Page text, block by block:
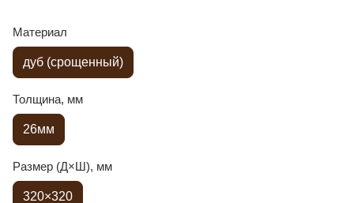
Материал
дуб (срощенный)
Толщина, мм
26мм
Размер (Д×Ш), мм
320×320